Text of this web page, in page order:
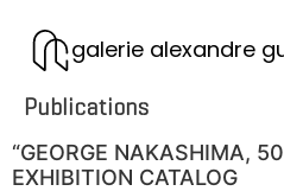
galerie alexandre
Publications
“GEORGE NAKASHIMA,
EXHIBITION CATALOG